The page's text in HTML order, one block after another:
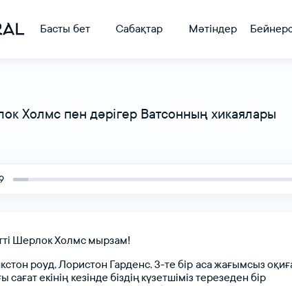
Басты бет Сабақтар Мәтіндер
Холмс пен дәрігер Ватсонның хикаялары
ШерлокХолмс мырзам!
роуд,Лористон Гарденс,3-те бір асажағымсыз
сағатекінің кезінде біздің күзетшімізтерезеден бір